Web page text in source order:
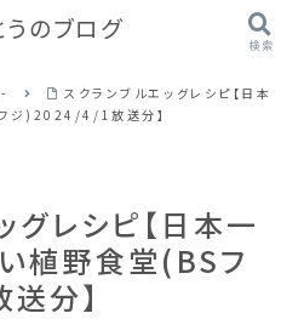
スクランブルエッグレシピ【日本
ジ)2024/4/1放送分】
グレシピ【日本一
植野食堂(BSフ
分】
うのブログ
検索